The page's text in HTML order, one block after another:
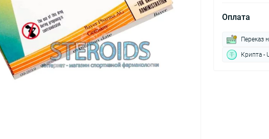
Оплата
Переказ
Крипта -